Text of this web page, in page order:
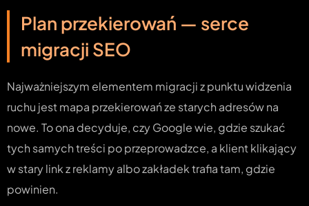
Plan przekierowań — serce
migracji SEO
Najważniejszym elementem migracji z punktu widzenia
ruchu jest mapa przekierowań ze starych adresów na
nowe. To ona decyduje, czy Google wie, gdzie szukać
tych samych treści po przeprowadzce, a klient klikający
w stary link z reklamy albo zakładek trafia tam, gdzie
powinien.